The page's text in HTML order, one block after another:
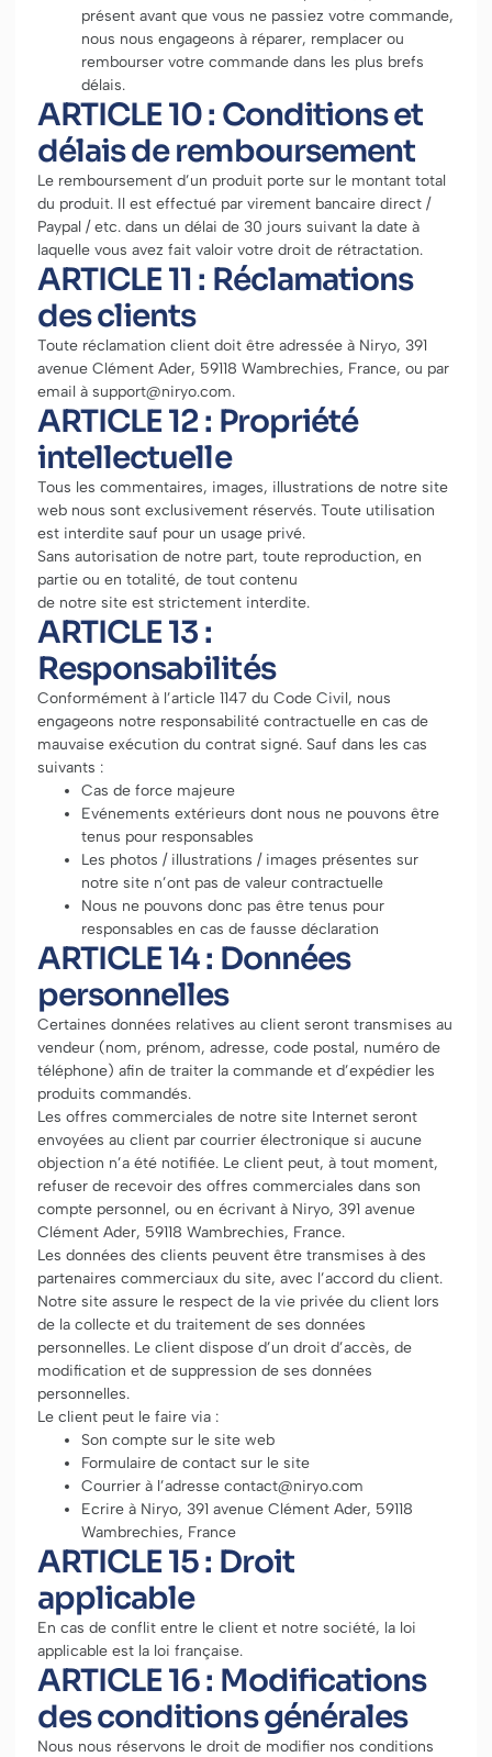
présent avant que vous ne passiez votre commande,
nous nous engageons à réparer, remplacer ou
rembourser votre commande dans les plus brefs
délais.
ARTICLE 10 : Conditions et
délais de remboursement
Le remboursement d’un produit porte sur le montant total
du produit. Il est effectué par virement bancaire direct /
Paypal / etc. dans un délai de 30 jours suivant la date à
laquelle vous avez fait valoir votre droit de rétractation.
ARTICLE 11 : Réclamations
des clients
Toute réclamation client doit être adressée à Niryo, 391
avenue Clément Ader, 59118 Wambrechies, France, ou par
email à support@niryo.com.
ARTICLE 12 : Propriété
intellectuelle
Tous les commentaires, images, illustrations de notre site
web nous sont exclusivement réservés. Toute utilisation
est interdite sauf pour un usage privé.
Sans autorisation de notre part, toute reproduction, en
partie ou en totalité, de tout contenu
de notre site est strictement interdite.
ARTICLE 13 :
Responsabilités
Conformément à l’article 1147 du Code Civil, nous
engageons notre responsabilité contractuelle en cas de
mauvaise exécution du contrat signé. Sauf dans les cas
suivants :
Cas de force majeure
Evénements extérieurs dont nous ne pouvons être
tenus pour responsables
Les photos / illustrations / images présentes sur
notre site n’ont pas de valeur contractuelle
Nous ne pouvons donc pas être tenus pour
responsables en cas de fausse déclaration
ARTICLE 14 : Données
personnelles
Certaines données relatives au client seront transmises au
vendeur (nom, prénom, adresse, code postal, numéro de
téléphone) afin de traiter la commande et d’expédier les
produits commandés.
Les offres commerciales de notre site Internet seront
envoyées au client par courrier électronique si aucune
objection n’a été notifiée. Le client peut, à tout moment,
refuser de recevoir des offres commerciales dans son
compte personnel, ou en écrivant à Niryo, 391 avenue
Clément Ader, 59118 Wambrechies, France.
Les données des clients peuvent être transmises à des
partenaires commerciaux du site, avec l’accord du client.
Notre site assure le respect de la vie privée du client lors
de la collecte et du traitement de ses données
personnelles. Le client dispose d’un droit d’accès, de
modification et de suppression de ses données
personnelles.
Le client peut le faire via :
Son compte sur le site web
Formulaire de contact sur le site
Courrier à l’adresse contact@niryo.com
Ecrire à Niryo, 391 avenue Clément Ader, 59118
Wambrechies, France
ARTICLE 15 : Droit
applicable
En cas de conflit entre le client et notre société, la loi
applicable est la loi française.
ARTICLE 16 : Modifications
des conditions générales
Nous nous réservons le droit de modifier nos conditions